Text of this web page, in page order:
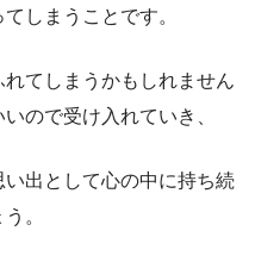
しまうことです。
てしまうかもしれません
ので受け入れていき、
出として心の中に持ち続
。